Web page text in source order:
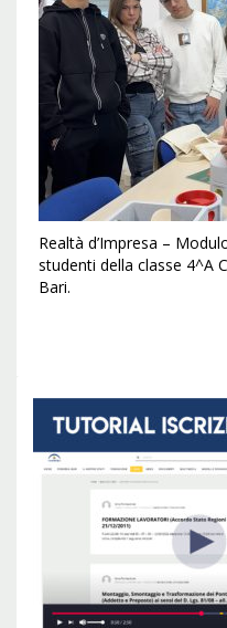
Realtà d’Impresa –
studenti della classe 4^A
Bari.